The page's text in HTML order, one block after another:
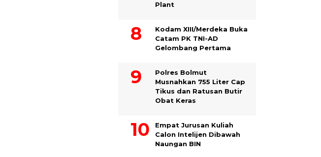
Plant
Kodam XIII/Merdeka Buka
Catam PK TNI-AD
Gelombang Pertama
Polres Bolmut
Musnahkan 755 Liter Cap
Tikus dan Ratusan Butir
Obat Keras
Empat Jurusan Kuliah
Calon Intelijen Dibawah
Naungan BIN